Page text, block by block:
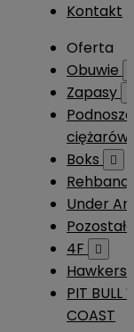
Kontakt
Oferta
Obuwie
Zapasy
ciężarów
Boks

Rehband
Under
4F

Hawkers
PIT BULL
COAST